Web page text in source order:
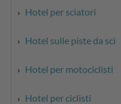
Hotel per sciatori
Hotel sulle piste da sci
Hotel per motociclisti
Hotel per ciclisti